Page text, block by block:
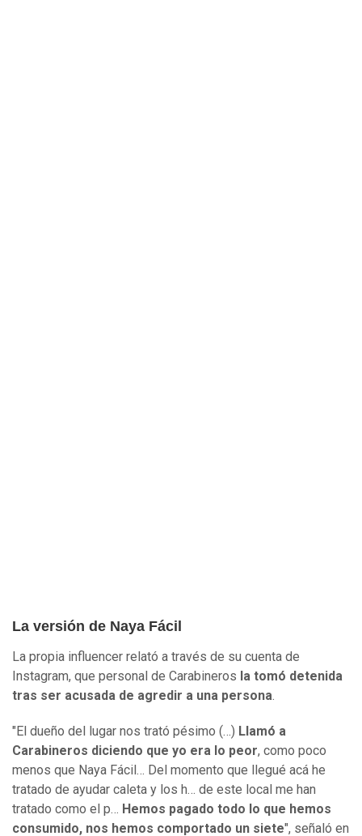
La versión de Naya Fácil
La propia influencer relató a través de su cuenta de
Instagram, que personal de Carabineros la tomó detenida
tras ser acusada de agredir a una persona
"El dueño del lugar nos trató pésimo (…) Llamó a
Carabineros diciendo que yo era lo peor, como poco
menos que Naya Fácil… Del momento que llegué acá he
tratado de ayudar caleta y los h… de este local me han
tratado como el p… Hemos pagado todo lo que hemos
consumido, nos hemos comportado un siete", señaló en